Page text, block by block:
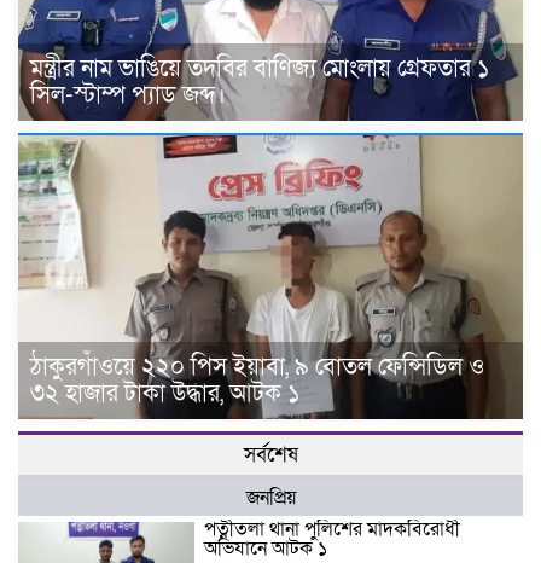
মন্ত্রীর নাম ভাঙিয়ে তদবির বাণিজ্য মোংলায় গ্রেফতার ১
সিল-স্টাম্প প্যাড জব্দ।
ঠাকুরগাঁওয়ে ২২০ পিস ইয়াবা, ৯ বোতল ফেন্সিডিল ও
৩২ হাজার টাকা উদ্ধার, আটক ১
সর্বশেষ
জনপ্রিয়
পত্নীতলা থানা পুলিশের মাদকবিরোধী
অভিযানে আটক ১